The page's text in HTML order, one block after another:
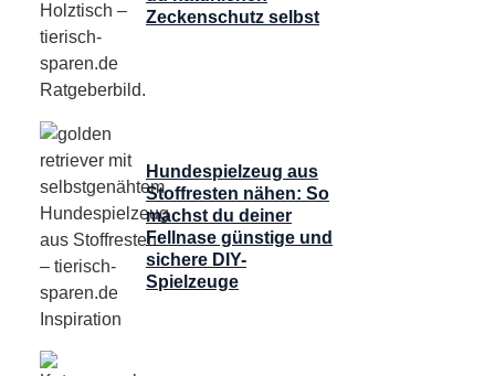
Zeckenschutz selbst
Hundespielzeug aus
Stoffresten nähen: So
machst du deiner
Fellnase günstige und
sichere DIY-
Spielzeuge